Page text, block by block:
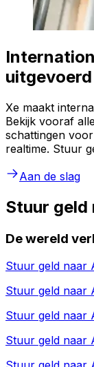
uitgevoerd
Xe maakt
Bekijk vooraf
schattingen
realtime. Stuur
Aan de slag
Stuur geld
De wereld
Stuur geld naar
Stuur geld naar
Stuur geld naar
Stuur geld naar